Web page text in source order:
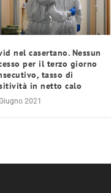
nel casertano. Nessun
per il terzo giorno
tasso di
in netto calo
2021